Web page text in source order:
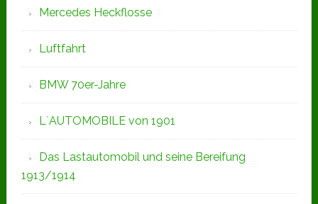
Mercedes Heckflosse
Luftfahrt
BMW 70er-Jahre
L`AUTOMOBILE von 1901
Das Lastautomobil und seine Bereifung
1913/1914